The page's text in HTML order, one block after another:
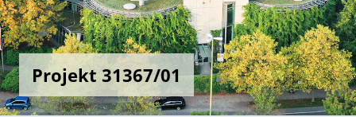
Projekt 31367/01